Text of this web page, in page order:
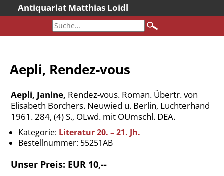
Antiquariat Matthias Loidl
Aktuelles
Neueingänge
Sonderangebote
Katalogarchiv
Newsletter
Kontakt
Aepli, Rendez-vous
Aepli, Janine, Rendez-vous. Roman. Übertr. von
Elisabeth Borchers. Neuwied u. Berlin, Luchterhand
1961. 284, (4) S., OLwd. mit OUmschl. DEA.
Kategorie: Literatur 20. – 21. Jh.
Bestellnummer: 55251AB
Unser Preis: EUR 10,--